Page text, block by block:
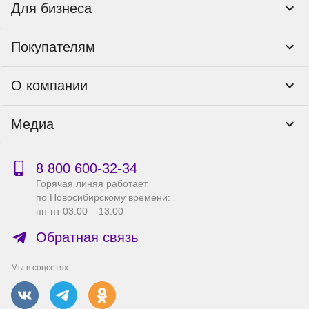
Для бизнеса
Тендеры и гос закупки
Покупателям
Пункты выдачи
Доставка
Гарантия и возврат
Бонусная программа
Сервисный центр
Справка по работе с e2e4 ID
О компании
Реквизиты
Публичная оферта
Правила продажи на сайте
Производители
Вакансии
Медиа
Новости
Акции
8 800 600‑32‑34
Горячая линяя работает
по Новосибирскому времени:
пн-пт 03:00 – 13:00
Обратная связь
Мы в соцсетях: